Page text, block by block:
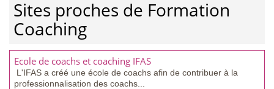
Sites proches de Formation
Coaching
Ecole de coachs et coaching IFAS
L'IFAS a créé une école de coachs afin de contribuer à la
professionnalisation des coachs...